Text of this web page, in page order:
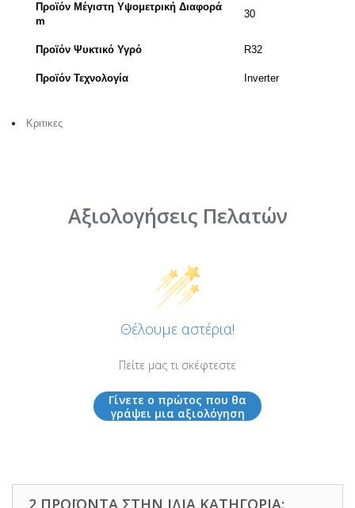
Προϊόν Μέγιστη Υψομετρική Διαφορά
m
30
Προϊόν Ψυκτικό Υγρό R32
Προϊόν Τεχνολογία Inverter
Κριτικες
Αξιολογήσεις Πελατών
Θέλουμε αστέρια!
Πείτε μας τι σκέφτεστε
Γίνετε ο πρώτος που θα
γράψει μια αξιολόγηση
2 ΠΡΟΪΌΝΤΑ ΣΤΗΝ ΊΔΙΑ ΚΑΤΗΓΟΡΊΑ: